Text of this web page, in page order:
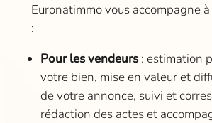
Euronatimmo vous accompagne
:
Pour les vendeurs: estimation
votre bien, mise en valeur et
de votre annonce, suivi et
rédaction des actes et